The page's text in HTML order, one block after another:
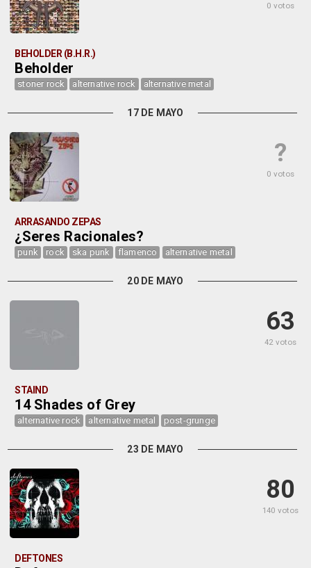
0 votos
BEHOLDER (B.H.R.)
Beholder
stoner rock alternative rock alternative metal
17 DE MAYO
?
0 votos
ARRASANDO ZEPAS
¿Seres Racionales?
punk rock ska punk flamenco alternative metal
20 DE MAYO
63
42 votos
STAIND
14 Shades of Grey
alternative rock alternative metal post-grunge
23 DE MAYO
80
140 votos
DEFTONES